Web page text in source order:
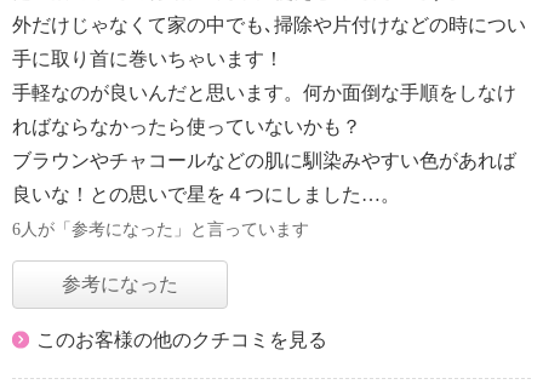
外だけじゃなくて家の中でも､掃除や片付けなどの時につい
手に取り首に巻いちゃいます！
手軽なのが良いんだと思います。何か面倒な手順をしなけ
ればならなかったら使っていないかも？
ブラウンやチャコールなどの肌に馴染みやすい色があれば
良いな！との思いで星を４つにしました…。
6人が「参考になった」と言っています
参考になった
このお客様の他のクチコミを見る